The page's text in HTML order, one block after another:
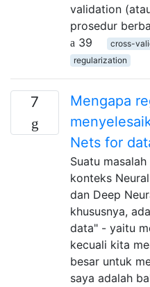
validation
prosedur
39
cross-
regularization
7
Mengapa
Nets for
Suatu
konteks
dan Deep
khususnya,
data" - yaitu
kecuali kita
besar untuk
saya adalah